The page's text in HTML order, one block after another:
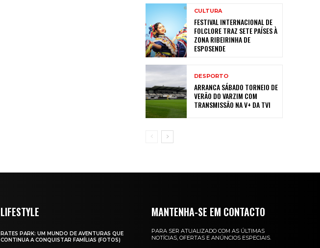
CULTURA
FESTIVAL INTERNACIONAL DE
FOLCLORE TRAZ SETE PAÍSES À
ZONA RIBEIRINHA DE
ESPOSENDE
DESPORTO
ARRANCA SÁBADO TORNEIO DE
VERÃO DO VARZIM COM
TRANSMISSÃO NA V+ DA TVI
LIFESTYLE
RATES PARK: UM MUNDO DE AVENTURAS QUE
CONTINUA A CONQUISTAR FAMÍLIAS (FOTOS)
MANTENHA-SE EM CONTACTO
PARA SER ATUALIZADO COM AS ÚLTIMAS
NOTÍCIAS, OFERTAS E ANÚNCIOS ESPECIAIS.